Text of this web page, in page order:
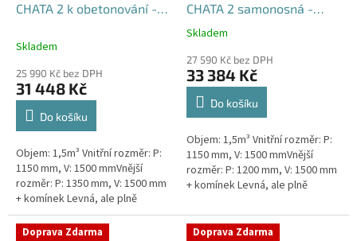
CHATA 2 k obetonování -
Skladem
25 990 Kč bez DPH
31 448 Kč
Do košíku
Objem: 1,5m³ Vnitřní rozměr: P:
1150 mm, V: 1500 mmVnější
rozměr: P: 1350 mm, V: 1500 mm
+ komínek Levná, ale plně
funkční přečerpávací stanice
určená k chatám, zahradám,...
CHATA 2 samonosná -
nádrž 1,5m3
Průměrné
produktu
je
5,0
hvězdiček.
Skladem
27 590 Kč bez DPH
33 384 Kč
Do košíku
Objem: 1,5m³ Vnitřní rozměr: P:
1150 mm, V: 1500 mmVnější
rozměr: P: 1200 mm, V: 1500 mm
+ komínek Levná, ale plně
určená k chatám, zahradám,...
Doprava Zdarma Doprava Zdarma